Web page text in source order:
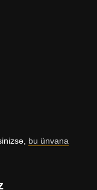
bu ünvana